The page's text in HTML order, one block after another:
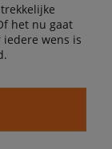
het nu gaat
wens is